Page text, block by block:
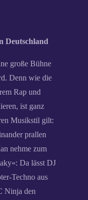
Deutschland
große Bühne
Denn wie die
Rap und
ist ganz
Musikstil gilt:
prallen
nehme zum
Da lässt DJ
Techno aus
Ninja den